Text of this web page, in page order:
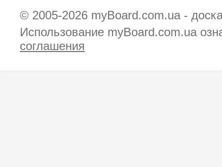
© 2005-2026 myBoard.com.ua -
Использование myBoard.com.ua
соглашения